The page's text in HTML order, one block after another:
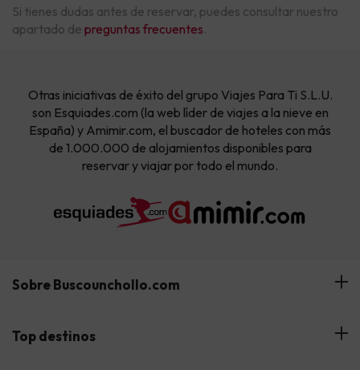
Si tienes dudas antes de reservar, puedes consultar nuestro
apartado de preguntas frecuentes.
Otras iniciativas de éxito del grupo Viajes Para Ti S.L.U.
son Esquiades.com (la web líder de viajes a la nieve en
España) y Amimir.com, el buscador de hoteles con más
de 1.000.000 de alojamientos disponibles para
reservar y viajar por todo el mundo.
Sobre Buscounchollo.com
¿Quiénes somos?
Top destinos